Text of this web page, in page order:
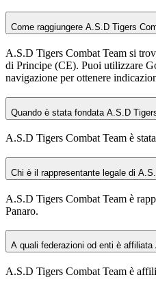
Come raggiungere A.S.D Tigers
A.S.D Tigers Combat Team si
di Principe (CE). Puoi utilizzare
navigazione per ottenere
Quando è stata fondata A.S.D
A.S.D Tigers Combat Team è
Chi è il rappresentante legale di
A.S.D Tigers Combat Team è
Panaro.
A quali federazioni od enti è
A.S.D Tigers Combat Team è